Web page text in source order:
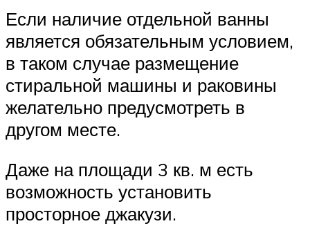
Если наличие отдельной ванны
является обязательным условием,
в таком случае размещение
стиральной машины и раковины
желательно предусмотреть в
другом месте.
Даже на площади 3 кв. м есть
возможность установить
просторное джакузи.